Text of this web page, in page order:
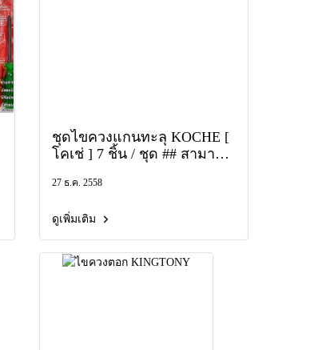
ชุดไขควงแกนทะลุ KOCHE [
โคเช่ ] 7 ชิ้น / ชุด ## สามารถ
หนัก 750 บาท / ชุด , ชุด
[ โคเช่ ] 7 ชิ้น / ชุด รุ่นงานเบา
680 บาท / ชุด ค่าจัดส่ง 80
บาท ## ของแท้มาตรฐาน
เยอรมัน ## สินค้าของแท้
27 ธ.ค. 2558
ดูเพิ่มเติม